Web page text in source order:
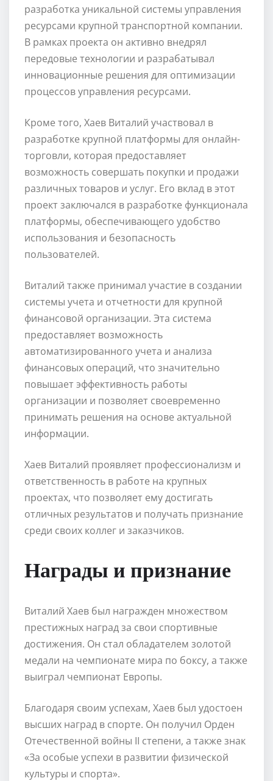
разработка уникальной системы управления
ресурсами крупной транспортной компании.
В рамках проекта он активно внедрял
передовые технологии и разрабатывал
инновационные решения для оптимизации
процессов управления ресурсами.
Кроме того, Хаев Виталий участвовал в
разработке крупной платформы для онлайн-
торговли, которая предоставляет
возможность совершать покупки и продажи
различных товаров и услуг. Его вклад в этот
проект заключался в разработке функционала
платформы, обеспечивающего удобство
использования и безопасность
пользователей.
Виталий также принимал участие в создании
системы учета и отчетности для крупной
финансовой организации. Эта система
предоставляет возможность
автоматизированного учета и анализа
финансовых операций, что значительно
повышает эффективность работы
организации и позволяет своевременно
принимать решения на основе актуальной
информации.
Хаев Виталий проявляет профессионализм и
ответственность в работе на крупных
проектах, что позволяет ему достигать
отличных результатов и получать признание
среди своих коллег и заказчиков.
Награды и признание
Виталий Хаев был награжден множеством
престижных наград за свои спортивные
достижения. Он стал обладателем золотой
медали на чемпионате мира по боксу, а также
выиграл чемпионат Европы.
Благодаря своим успехам, Хаев был удостоен
высших наград в спорте. Он получил Орден
Отечественной войны II степени, а также знак
«За особые успехи в развитии физической
культуры и спорта».